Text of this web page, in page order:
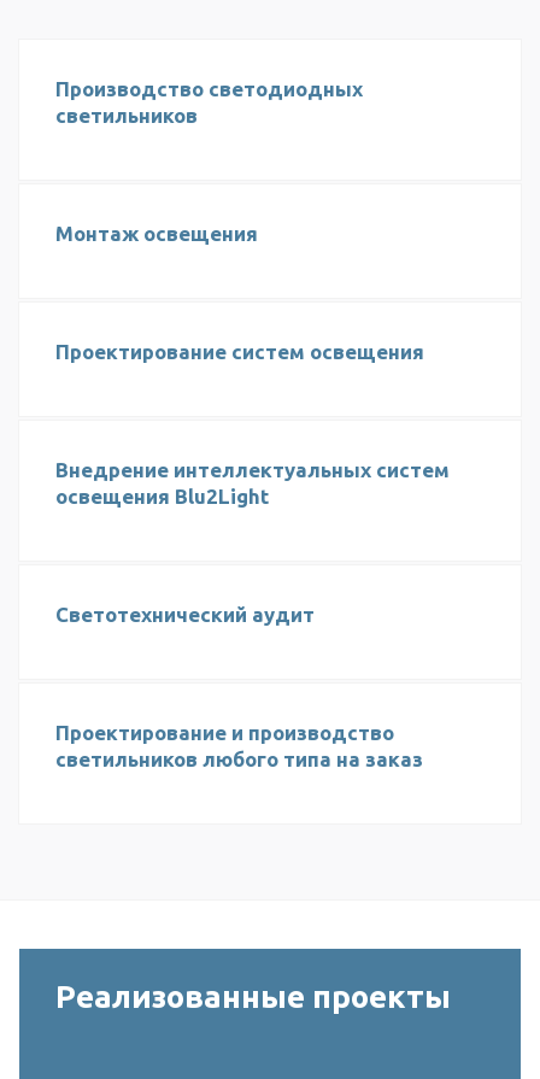
Производство светодиодных
светильников
Монтаж освещения
Проектирование систем освещения
Внедрение интеллектуальных систем
освещения Blu2Light
Светотехнический аудит
Проектирование и производство
светильников любого типа на заказ
Реализованные проекты